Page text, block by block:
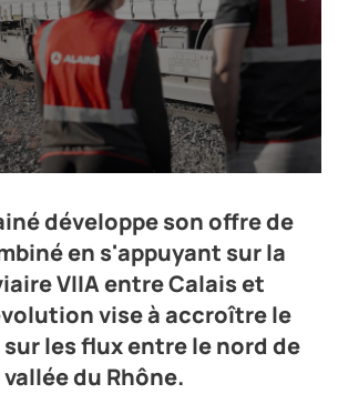
de Lyon.
développe son offre de
en s'appuyant sur la
VIIA entre Calais et
vise à accroître le
les flux entre le nord de
du Rhône.